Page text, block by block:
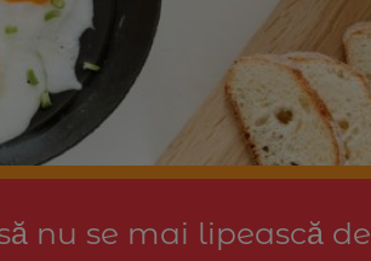
nu se mai lipească de